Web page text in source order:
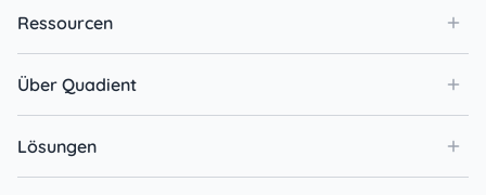
Ressourcen
Über Quadient
Lösungen